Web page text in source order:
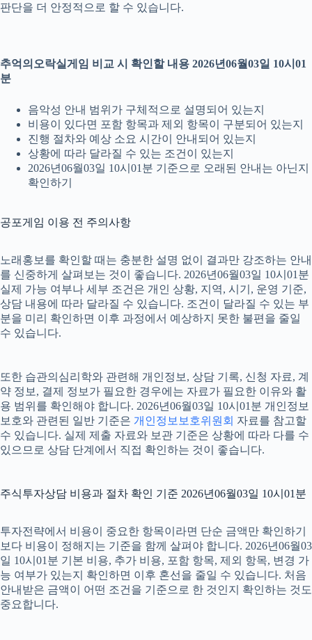
판단을 더 안정적으로 할 수 있습니다.
추억의오락실게임 비교 시 확인할 내용 2026년06월03일 10시01
분
음악성 안내 범위가 구체적으로 설명되어 있는지
비용이 있다면 포함 항목과 제외 항목이 구분되어 있는지
진행 절차와 예상 소요 시간이 안내되어 있는지
상황에 따라 달라질 수 있는 조건이 있는지
2026년06월03일 10시01분 기준으로 오래된 안내는 아닌지
확인하기
공포게임 이용 전 주의사항
노래홍보를 확인할 때는 충분한 설명 없이 결과만 강조하는 안내
를 신중하게 살펴보는 것이 좋습니다. 2026년06월03일 10시01분
실제 가능 여부나 세부 조건은 개인 상황, 지역, 시기, 운영 기준,
상담 내용에 따라 달라질 수 있습니다. 조건이 달라질 수 있는 부
분을 미리 확인하면 이후 과정에서 예상하지 못한 불편을 줄일
수 있습니다.
또한 습관의심리학와 관련해 개인정보, 상담 기록, 신청 자료, 계
약 정보, 결제 정보가 필요한 경우에는 자료가 필요한 이유와 활
용 범위를 확인해야 합니다. 2026년06월03일 10시01분 개인정보
보호와 관련된 일반 기준은 개인정보보호위원회 자료를 참고할
수 있습니다. 실제 제출 자료와 보관 기준은 상황에 따라 다를 수
있으므로 상담 단계에서 직접 확인하는 것이 좋습니다.
주식투자상담 비용과 절차 확인 기준 2026년06월03일 10시01분
투자전략에서 비용이 중요한 항목이라면 단순 금액만 확인하기
보다 비용이 정해지는 기준을 함께 살펴야 합니다. 2026년06월03
일 10시01분 기본 비용, 추가 비용, 포함 항목, 제외 항목, 변경 가
능 여부가 있는지 확인하면 이후 혼선을 줄일 수 있습니다. 처음
안내받은 금액이 어떤 조건을 기준으로 한 것인지 확인하는 것도
중요합니다.